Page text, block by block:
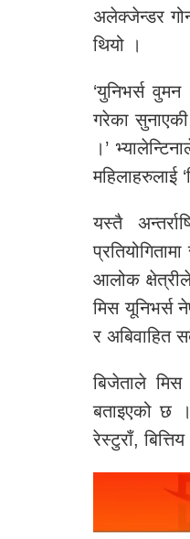
अलेक्जेन्डर
थियो ।
‘युनिभर्स
गरेका
।’
महिलाहरुलाई
यस्तै
आलोक
मिस यूनिभर्स
र अबिवाहित
बिजेताले मिस
बताइएको छ ।
रेस्टुराँ,